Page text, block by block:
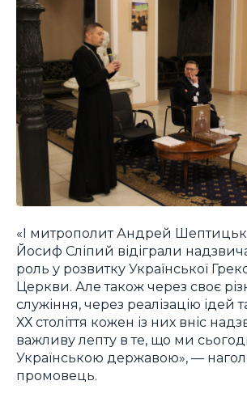
«І митрополит Андрей
Йосиф Сліпий відіграли
роль у розвитку Української
Церкви. Але також через своє
служіння, через реалізацію ідей
ХХ століття кожен із них вніс
важливу лепту в те, що ми
Українською державою», —
промовець.